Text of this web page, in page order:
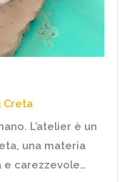
Creta
L’atelier è un
una materia
e carezzevole…